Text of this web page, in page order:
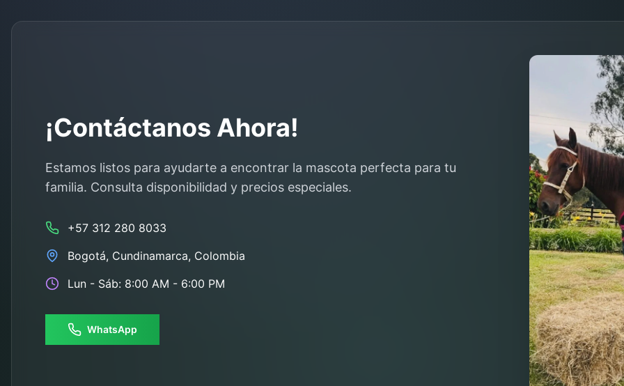
¡Contáctanos Ahora!
Estamos listos para ayudarte a encontrar la mascota perfecta para tu
familia. Consulta disponibilidad y precios especiales.
+57 312 280 8033
Bogotá, Cundinamarca, Colombia
Lun - Sáb: 8:00 AM - 6:00 PM
WhatsApp